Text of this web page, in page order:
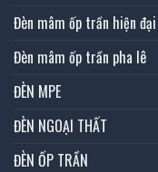
Đèn mâm ốp trần hiện đại
Đèn mâm ốp trần pha lê
ĐÈN MPE
ĐÈN NGOẠI THẤT
ĐÈN ỐP TRẦN